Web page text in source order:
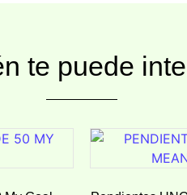
te puede